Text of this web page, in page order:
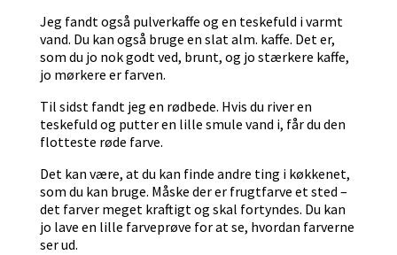
Jeg fandt også pulverkaffe og en teskefuld i varmt
vand. Du kan også bruge en slat alm. kaffe. Det er,
som du jo nok godt ved, brunt, og jo stærkere kaffe,
jo mørkere er farven.
Til sidst fandt jeg en rødbede. Hvis du river en
teskefuld og putter en lille smule vand i, får du den
flotteste røde farve.
Det kan være, at du kan finde andre ting i køkkenet,
som du kan bruge. Måske der er frugtfarve et sted –
det farver meget kraftigt og skal fortyndes. Du kan
jo lave en lille farveprøve for at se, hvordan farverne
ser ud.